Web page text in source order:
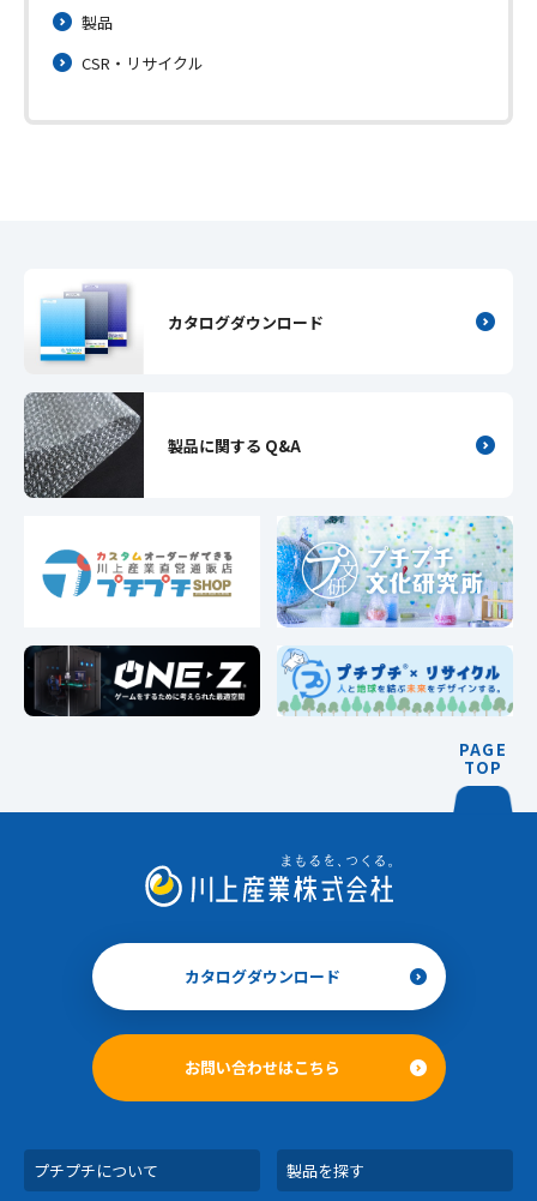
製品
CSR・リサイクル
カタログダウンロード
製品に関する Q&A
PAGE
TOP
カタログダウンロード
お問い合わせはこちら
プチプチについて 製品を探す